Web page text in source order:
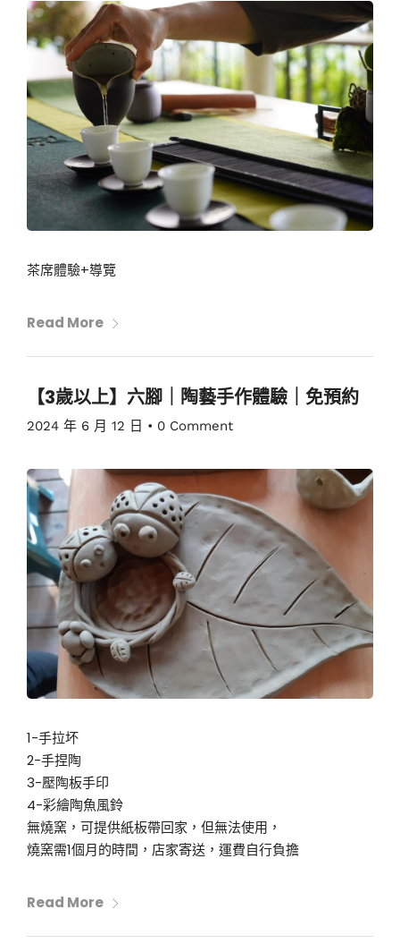
茶席體驗+導覽
Read More
【3歲以上】六腳｜陶藝手作體驗｜免預約
2024 年 6 月 12 日 • 0 Comment
1-手拉坏
2-手捏陶
3-壓陶板手印
4-彩繪陶魚風鈴
無燒窯，可提供紙板帶回家，但無法使用，
燒窯需1個月的時間，店家寄送，運費自行負擔
Read More